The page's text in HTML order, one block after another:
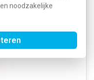
noodzakelijke